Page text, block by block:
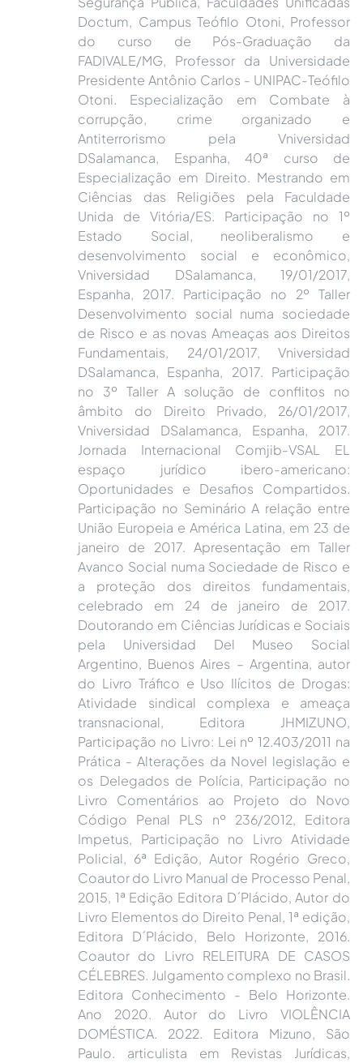
Doctum, Campus Teófilo Otoni, Professor
do curso de Pós-Graduação da
FADIVALE/MG, Professor da Universidade
Presidente Antônio Carlos - UNIPAC-Teófilo
Otoni. Especialização em Combate à
corrupção, crime organizado e
Antiterrorismo pela Vniversidad
DSalamanca, Espanha, 40ª curso de
Especialização em Direito. Mestrando em
Ciências das Religiões pela Faculdade
Unida de Vitória/ES. Participação no 1º
Estado Social, neoliberalismo e
desenvolvimento social e econômico,
Vniversidad DSalamanca, 19/01/2017,
Espanha, 2017. Participação no 2º Taller
Desenvolvimento social numa sociedade
de Risco e as novas Ameaças aos Direitos
Fundamentais, 24/01/2017, Vniversidad
DSalamanca, Espanha, 2017. Participação
no 3º Taller A solução de conflitos no
âmbito do Direito Privado, 26/01/2017,
Vniversidad DSalamanca, Espanha, 2017.
Jornada Internacional Comjib-VSAL EL
espaço jurídico ibero-americano:
Oportunidades e Desafios Compartidos.
Participação no Seminário A relação entre
União Europeia e América Latina, em 23 de
janeiro de 2017. Apresentação em Taller
Avanco Social numa Sociedade de Risco e
a proteção dos direitos fundamentais,
celebrado em 24 de janeiro de 2017.
Doutorando em Ciências Jurídicas e Sociais
pela Universidad Del Museo Social
Argentino, Buenos Aires – Argentina, autor
do Livro Tráfico e Uso Ilícitos de Drogas:
Atividade sindical complexa e ameaça
transnacional, Editora JHMIZUNO,
Participação no Livro: Lei nº 12.403/2011 na
Prática - Alterações da Novel legislação e
os Delegados de Polícia, Participação no
Livro Comentários ao Projeto do Novo
Código Penal PLS nº 236/2012, Editora
Impetus, Participação no Livro Atividade
Policial, 6ª Edição, Autor Rogério Greco,
Coautor do Livro Manual de Processo Penal,
2015, 1ª Edição Editora D´Plácido, Autor do
Livro Elementos do Direito Penal, 1ª edição,
Editora D´Plácido, Belo Horizonte, 2016.
Coautor do Livro RELEITURA DE CASOS
CÉLEBRES. Julgamento complexo no Brasil.
Editora Conhecimento - Belo Horizonte.
Ano 2020. Autor do Livro VIOLÊNCIA
DOMÉSTICA. 2022. Editora Mizuno, São
Paulo. articulista em Revistas Jurídicas,